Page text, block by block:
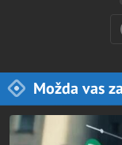
Možda vas